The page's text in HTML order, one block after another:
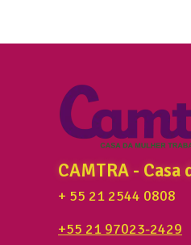
CAMTRA -
+ 55 21 2544 0808
+55 21 97023-2429